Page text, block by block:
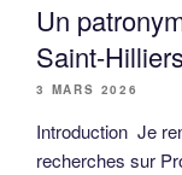
Un
Saint-
3 MARS 2026
Introduction Je
recherches sur